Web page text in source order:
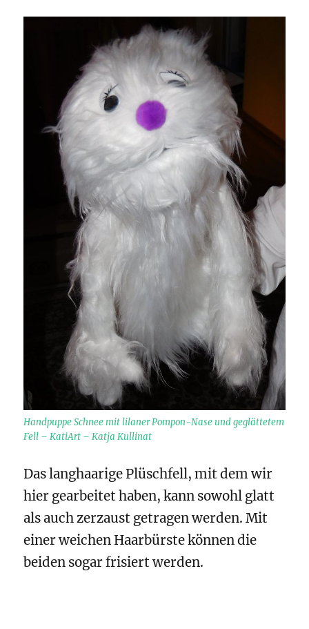
Handpuppe Schnee mit lilaner Pompon-Nase und geglättetem
Fell – KatiArt – Katja Kullinat
Das langhaarige Plüschfell, mit dem wir
hier gearbeitet haben, kann sowohl glatt
als auch zerzaust getragen werden. Mit
einer weichen Haarbürste können die
beiden sogar frisiert werden.